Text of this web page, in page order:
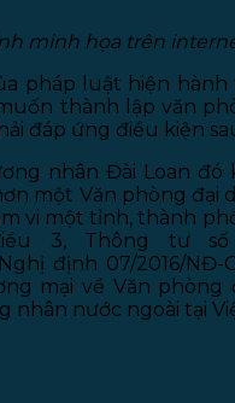
minh họa trên
pháp luật hiện hành
thành lập văn
đáp ứng điều kiện
nhân Đài Loan đó
một Văn phòng đại
vi một tỉnh, thành
3, Thông tư số
định 07/2016/NĐ-
mại về Văn phòng
nhân nước ngoài tại